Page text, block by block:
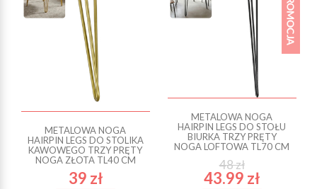
METALOWA NOGA
HAIRPIN LEGS DO STOLIKA
KAWOWEGO TRZY PRĘTY
NOGA ZŁOTA TL40 CM
39 zł
METALOWA NOGA
HAIRPIN LEGS DO STOŁU
BIURKA TRZY PRĘTY
NOGA LOFTOWA TL70 CM
48 zł
43.99 zł